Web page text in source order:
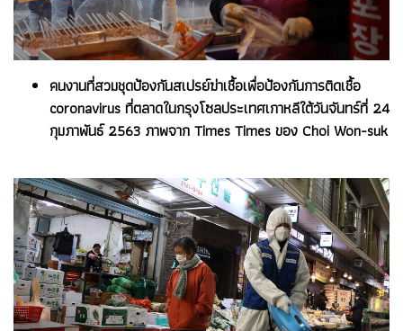
คนงานที่สวมชุดป้องกันสเปรย์ฆ่าเชื้อเพื่อป้องกันการติดเชื้อ
coronavirus ที่ตลาดในกรุงโซลประเทศเกาหลีใต้วันจันทร์ที่ 24
กุมภาพันธ์ 2563 ภาพจาก Times Times ของ Choi Won-suk